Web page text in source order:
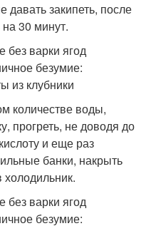
давать закипеть, после
на 30 минут.
количестве воды,
прогреть, не доводя до
и еще раз
банки, накрыть
холодильник.